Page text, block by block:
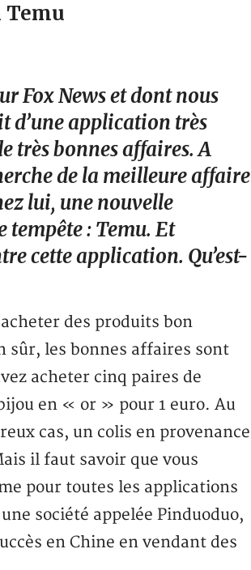
Temu
Fox News et dont nous
d’une application très
très bonnes affaires. A
de la meilleure affaire
lui, une nouvelle
: Temu. Et
cette application. Qu’est-
des produits bon
sûr, les bonnes affaires sont
acheter cinq paires de
en « or » pour 1 euro. Au
cas, un colis en provenance
il faut savoir que vous
pour toutes les applications
société appelée Pinduoduo,
en Chine en vendant des